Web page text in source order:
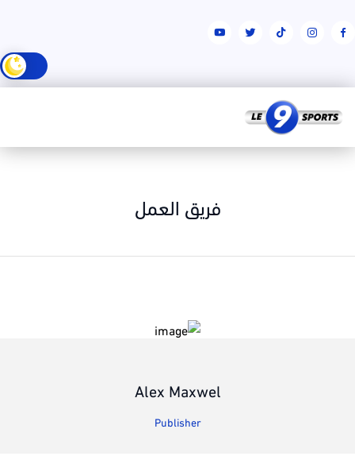
فريق العمل
Alex Maxwel
Publisher